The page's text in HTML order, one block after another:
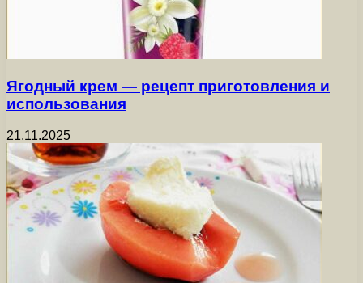
Ягодный крем — рецепт приготовления и
использования
21.11.2025